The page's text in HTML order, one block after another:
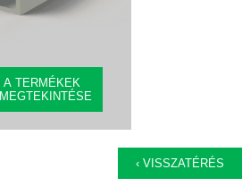
A TERMÉKEK
MEGTEKINTÉSE
‹ VISSZATÉRÉS